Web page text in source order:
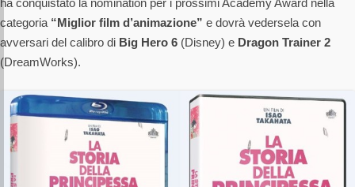
ha conquistato la nomination per i prossimi Academy Award nella
categoria “Miglior film d’animazione” e dovrà vedersela con
avversari del calibro di Big Hero 6 (Disney) e Dragon Trainer 2
(DreamWorks).